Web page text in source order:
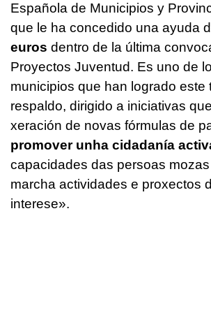
Española de Municipios y
que le ha concedido una ayuda
euros dentro de la última
Proyectos Juventud. Es uno de
municipios que han logrado este
respaldo, dirigido a iniciativas
xeración de novas fórmulas de
promover unha cidadanía
capacidades das persoas
marcha actividades e proxectos
interese».